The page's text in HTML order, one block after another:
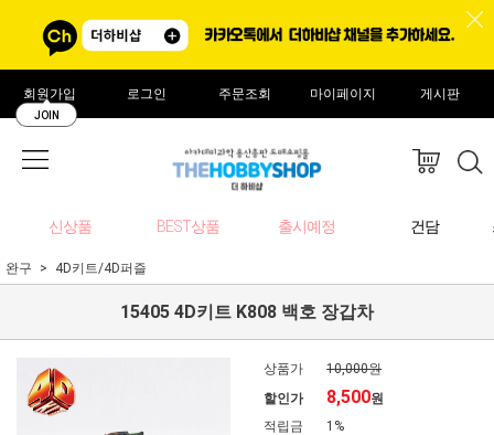
회원가입
JOIN
로그인 주문조회 마이페이지 게시판
신상품 BEST상품 출시예정 건담
완구 4D키트/4D퍼즐
15405 4D키트 K808 백호 장갑차
상품가
10,000원
할인가
8,500원
적립금
1%